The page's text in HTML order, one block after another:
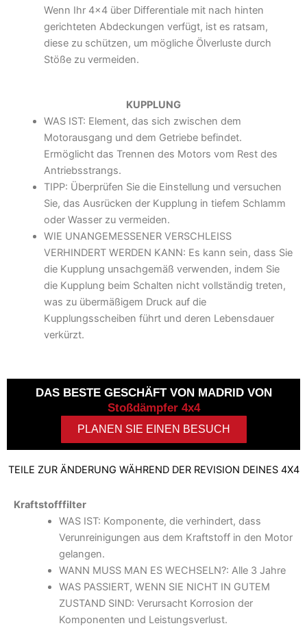
Wenn Ihr 4x4 über Differentiale mit nach hinten
gerichteten Abdeckungen verfügt, ist es ratsam,
diese zu schützen, um mögliche Ölverluste durch
Stöße zu vermeiden.
KUPPLUNG
WAS IST: Element, das sich zwischen dem
Motorausgang und dem Getriebe befindet.
Ermöglicht das Trennen des Motors vom Rest des
Antriebsstrangs.
TIPP: Überprüfen Sie die Einstellung und versuchen
Sie, das Ausrücken der Kupplung in tiefem Schlamm
oder Wasser zu vermeiden.
WIE UNANGEMESSENER VERSCHLEISS
VERHINDERT WERDEN KANN: Es kann sein, dass Sie
die Kupplung unsachgemäß verwenden, indem Sie
die Kupplung beim Schalten nicht vollständig treten,
was zu übermäßigem Druck auf die
Kupplungsscheiben führt und deren Lebensdauer
verkürzt.
DAS BESTE GESCHÄFT VON MADRID VON
Stoßdämpfer 4x4
PLANEN SIE EINEN BESUCH
TEILE ZUR ÄNDERUNG WÄHREND DER REVISION DEINES 4X4
Kraftstofffilter
WAS IST: Komponente, die verhindert, dass
Verunreinigungen aus dem Kraftstoff in den Motor
gelangen.
WANN MUSS MAN ES WECHSELN?: Alle 3 Jahre
WAS PASSIERT, WENN SIE NICHT IN GUTEM
ZUSTAND SIND: Verursacht Korrosion der
Komponenten und Leistungsverlust.